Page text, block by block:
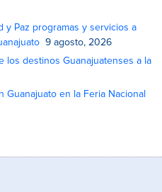
y Paz programas y servicios a
9 agosto, 2026
los destinos Guanajuatenses a la
Guanajuato en la Feria Nacional